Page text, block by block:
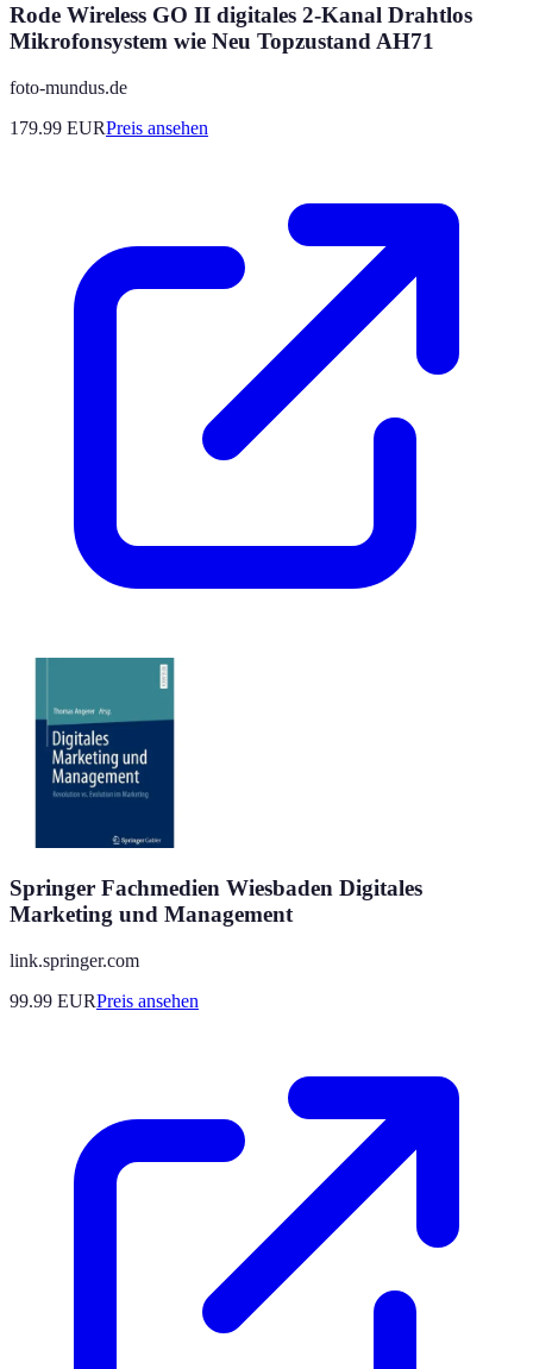
Rode Wireless GO II digitales 2-Kanal Drahtlos
Mikrofonsystem wie Neu Topzustand AH71
foto-mundus.de
179.99 EURPreis ansehen
Springer Fachmedien Wiesbaden Digitales
Marketing und Management
link.springer.com
99.99 EURPreis ansehen